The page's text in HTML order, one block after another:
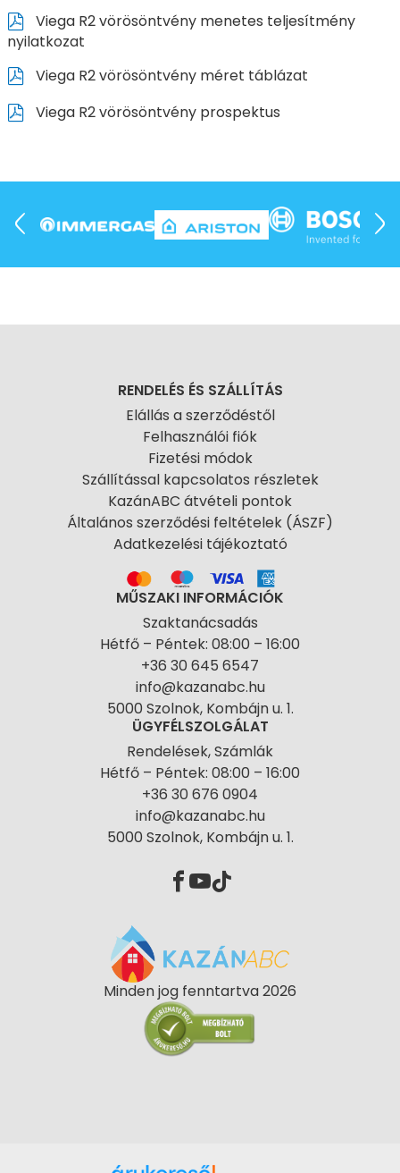
Viega R2 vörösöntvény menetes teljesítmény
nyilatkozat
Viega R2 vörösöntvény méret táblázat
Viega R2 vörösöntvény prospektus
RENDELÉS ÉS SZÁLLÍTÁS
Elállás a szerződéstől
Felhasználói fiók
Fizetési módok
Szállítással kapcsolatos részletek
KazánABC átvételi pontok
Általános szerződési feltételek (ÁSZF)
Adatkezelési tájékoztató
MŰSZAKI INFORMÁCIÓK
Szaktanácsadás
Hétfő – Péntek: 08:00 – 16:00
+36 30 645 6547
info@kazanabc.hu
5000 Szolnok, Kombájn u. 1.
ÜGYFÉLSZOLGÁLAT
Rendelések, Számlák
Hétfő – Péntek: 08:00 – 16:00
+36 30 676 0904
info@kazanabc.hu
5000 Szolnok, Kombájn u. 1.
Minden jog fenntartva 2026